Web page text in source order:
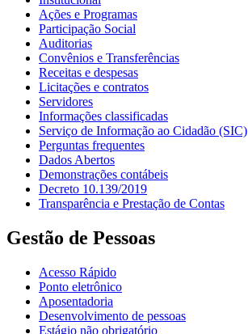
Ações e Programas
Participação Social
Auditorias
Convênios e Transferências
Receitas e despesas
Licitações e contratos
Servidores
Informações classificadas
Serviço de Informação ao Cidadão (SIC)
Perguntas frequentes
Dados Abertos
Demonstrações contábeis
Decreto 10.139/2019
Transparência e Prestação de Contas
Gestão de Pessoas
Acesso Rápido
Ponto eletrônico
Aposentadoria
Desenvolvimento de pessoas
Estágio não obrigatório